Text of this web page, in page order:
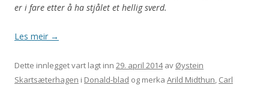
er i fare etter å ha stjålet et hellig sverd.
Les meir →
Dette innlegget vart lagt inn 29. april 2014av Øystein
Skartsæterhagen i Donald-blad og merka Arild Midthun, Carl